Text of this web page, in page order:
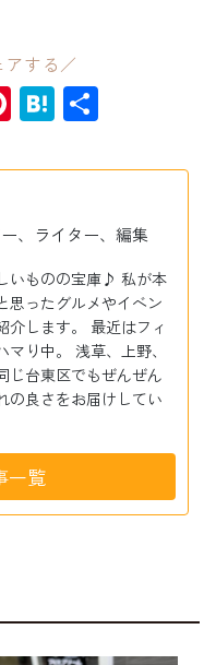
アする／
Pinterest
Hatena
、ライター、編集
いものの宝庫♪ 私が本
思ったグルメやイベン
介します。 最近はフィ
マり中。 浅草、上野、
じ台東区でもぜんぜん
の良さをお届けしてい
一覧